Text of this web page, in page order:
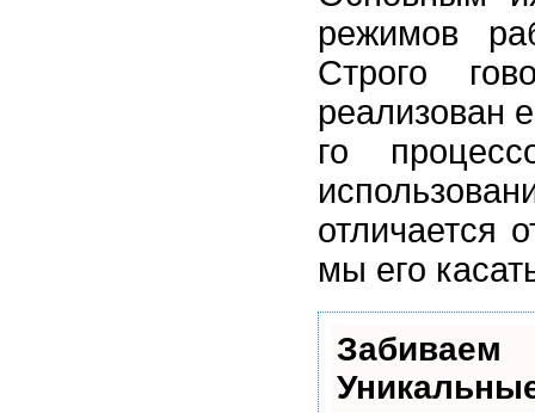
режимов
Строго
реализован
го
отличается
мы его